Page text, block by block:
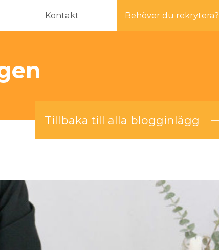
Kontakt Behöver du rekrytera?
Tillbaka till alla blogginlägg